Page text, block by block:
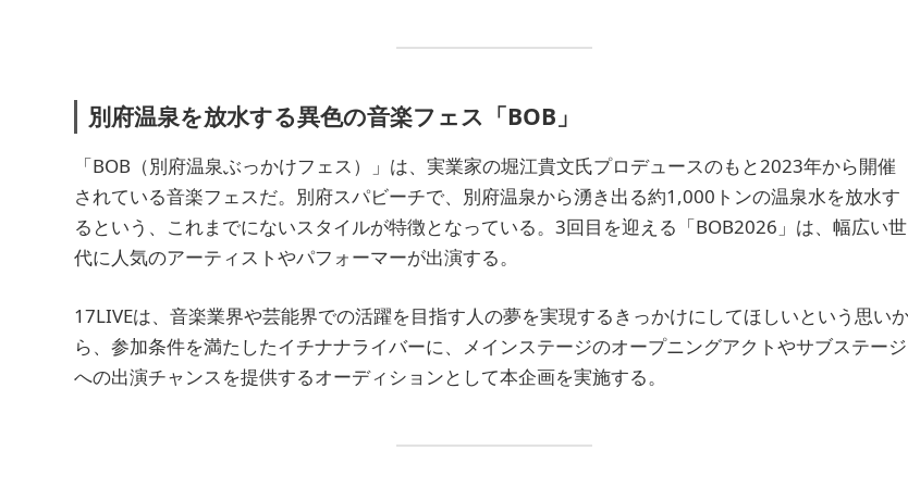
別府温泉を放水する異色の音楽フェス「BOB」
「BOB（別府温泉ぶっかけフェス）」は、実業家の堀江貴文氏プロデュースのもと2023年から開催
されている音楽フェスだ。別府スパビーチで、別府温泉から湧き出る約1,000トンの温泉水を放水す
るという、これまでにないスタイルが特徴となっている。3回目を迎える「BOB2026」は、幅広い世
代に人気のアーティストやパフォーマーが出演する。
17LIVEは、音楽業界や芸能界での活躍を目指す人の夢を実現するきっかけにしてほしいという思い
ら、参加条件を満たしたイチナナライバーに、メインステージのオープニングアクトやサブステージ
への出演チャンスを提供するオーディションとして本企画を実施する。